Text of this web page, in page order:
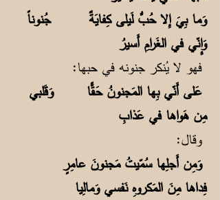
وَما بِيَ إِلا حُبُّ لَيلى كِفايَةٌ جُنوناً
وَإِنّي في الغَرامِ أَسيرُ
فهو لا يُنكر جنونه في حبها:
عَلى أَنّي بِها المَجنونُ حَقًّا وَقَلبي
مِن هَواها في عَذابِ
وقال:
وَمِن أَجلِها سُمّيتُ مَجنونَ عامِرٍ
فِداها مِنَ المَكروهِ نَفسي وَمالِيا